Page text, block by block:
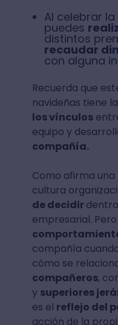
Al celebrar
puedes
distintos
recaudar
con alguna
Recuerda que
navideñas tiene
los vínculos
equipo y
compañía.
Como afirma una
cultura
de decidir
empresarial.
compañía
cómo se
compañeros,
y superiores
es el reflejo del
acción de la